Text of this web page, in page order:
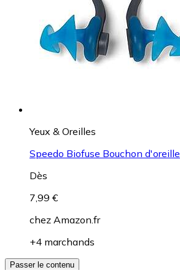
Yeux & Oreilles
Speedo Biofuse Bouchon d'oreille
Dès
7,99 €
chez Amazon.fr
+4 marchands
Passer le contenu